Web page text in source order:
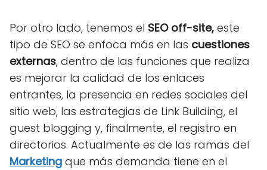
Por otro lado, tenemos el SEO off-site, este
tipo de SEO se enfoca más en las cuestiones
externas, dentro de las funciones que realiza
es mejorar la calidad de los enlaces
entrantes, la presencia en redes sociales del
sitio web, las estrategias de Link Building, el
guest blogging y, finalmente, el registro en
directorios. Actualmente es de las ramas del
Marketing que más demanda tiene en el